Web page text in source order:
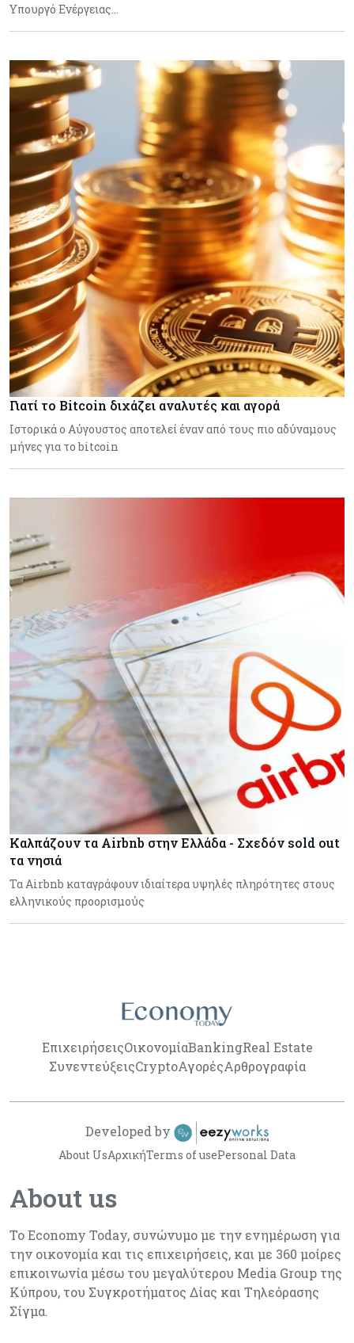
Υπουργό Ενέργειας…
Γιατί το Bitcoin διχάζει αναλυτές και αγορά
Ιστορικά ο Αύγουστος αποτελεί έναν από τους πιο αδύναμους
μήνες για το bitcoin
Καλπάζουν τα Airbnb στην Ελλάδα - Σχεδόν sold out
τα νησιά
Τα Airbnb καταγράφουν ιδιαίτερα υψηλές πληρότητες στους
ελληνικούς προορισμούς
ΕπιχειρήσειςΟικονομίαBankingReal Estate
ΣυνεντεύξειςCryptoΑγορέςΑρθρογραφία
About us
Το Economy Today, συνώνυμο με την ενημέρωση για
την οικονομία και τις επιχειρήσεις, και με 360 μοίρες
επικοινωνία μέσω του μεγαλύτερου Media Group της
Κύπρου, του Συγκροτήματος Δίας και Τηλεόρασης
Σίγμα.
About UsΑρχικήTerms of usePersonal Data
Developed by